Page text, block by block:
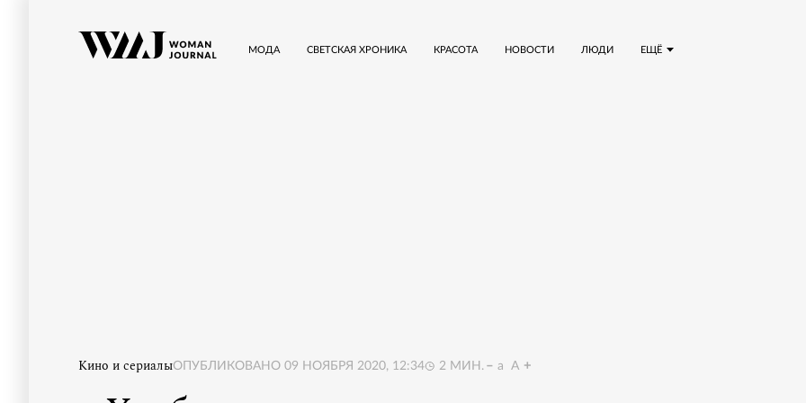
ЕЩЁ
МОДА СВЕТСКАЯ ХРОНИКА КРАСОТА НОВОСТИ ЛЮДИ
Кино и сериалыОПУБЛИКОВАНО 09 НОЯБРЯ 2020, 12:34 2 МИН. a A